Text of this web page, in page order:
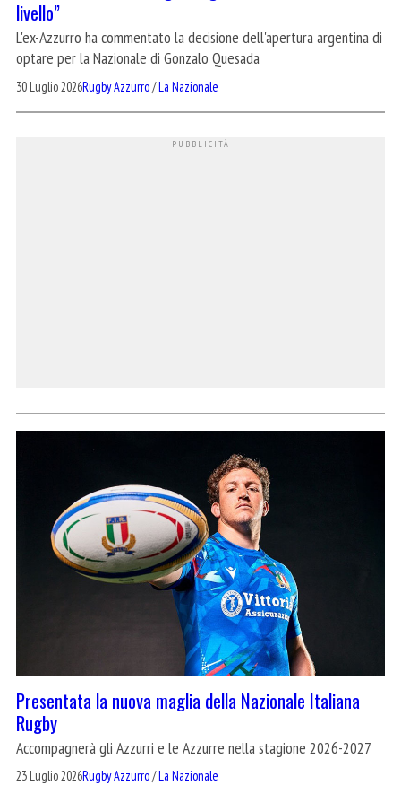
livello”
L'ex-Azzurro ha commentato la decisione dell'apertura argentina di
optare per la Nazionale di Gonzalo Quesada
30 Luglio 2026Rugby Azzurro/La Nazionale
Presentata la nuova maglia della Nazionale Italiana
Rugby
Accompagnerà gli Azzurri e le Azzurre nella stagione 2026-2027
23 Luglio 2026Rugby Azzurro/La Nazionale